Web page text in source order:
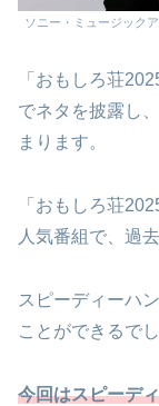
ソニー・ミュージック
「おもしろ荘
でネタを披露し
まります。
「おもしろ荘
人気番組で、過
スピーディーハ
ことができるで
今回はスピーデ